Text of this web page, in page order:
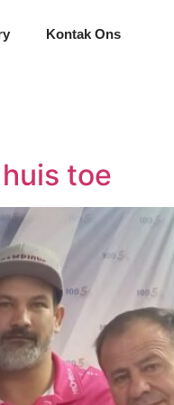
Kontak Ons
toe